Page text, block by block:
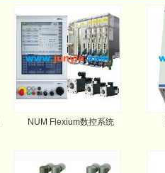
NUM Flexium数控系统